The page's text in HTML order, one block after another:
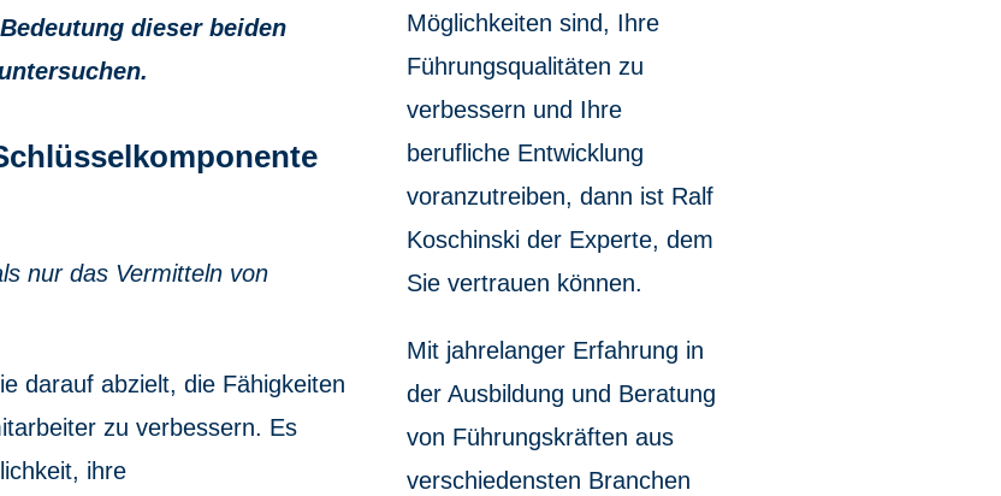
dieser beiden
nur das Vermitteln von
darauf abzielt, die Fähigkeiten
zu verbessern. Es
ihre
Möglichkeiten sind, Ihre
Führungsqualitäten zu
verbessern und Ihre
berufliche Entwicklung
voranzutreiben, dann ist Ralf
Koschinski der Experte, dem
Sie vertrauen können.
Mit jahrelanger Erfahrung in
der Ausbildung und Beratung
von Führungskräften aus
verschiedensten Branchen